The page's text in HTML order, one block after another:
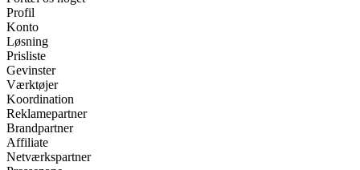
Profil
Konto
Løsning
Prisliste
Gevinster
Værktøjer
Koordination
Reklamepartner
Brandpartner
Affiliate
Netværkspartner